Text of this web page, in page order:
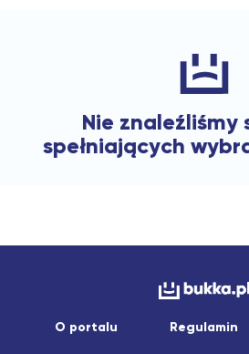
Nie znaleźliśmy
spełniających
O portalu Regulamin